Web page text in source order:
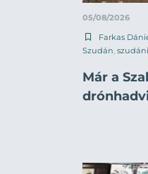
05/08/2026
Farkas
Szudán
Már a